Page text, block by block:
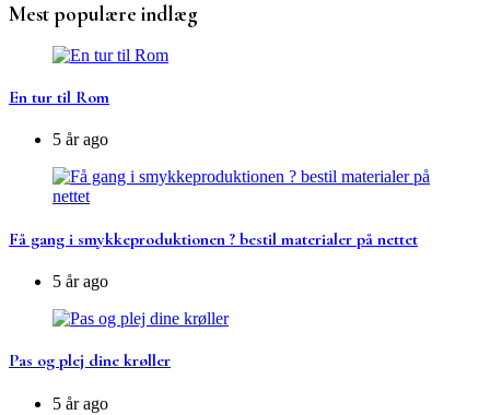
Mest populære indlæg
En tur til Rom
5 år ago
Få gang i smykkeproduktionen ? bestil materialer på nettet
5 år ago
Pas og plej dine krøller
5 år ago